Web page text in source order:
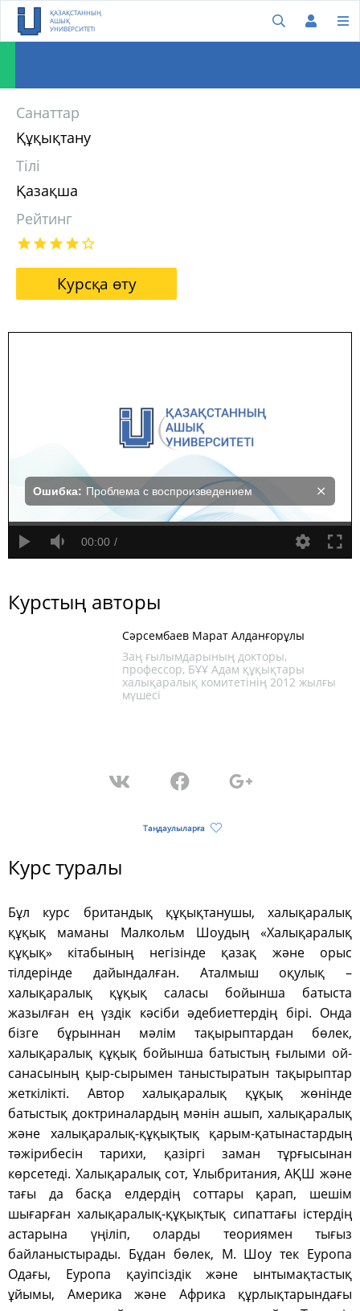
ҚАЗАҚСТАННЫҢ
АШЫҚ
УНИВЕРСИТЕТІ
Санаттар
Құқықтану
Тілі
Қазақша
Рейтинг
Курсқа өту
Ошибка: Проблема с воспроизведением
00:00
Курстың авторы
Сәрсембаев Марат Алданғорұлы
Заң ғылымдарының докторы,
профессор, БҰҰ Адам құқықтары
халықаралық комитетінің 2012 жылғы
мүшесі
Таңдаулыларға
Курс туралы
Бұл курс британдық құқықтанушы, халықаралық
құқық маманы Малкольм Шоудың «Халықаралық
құқық» кітабының негізінде қазақ және орыс
тілдерінде дайындалған. Аталмыш оқулық –
халықаралық құқық саласы бойынша батыста
жазылған ең үздік кәсіби әдебиеттердің бірі. Онда
бізге бұрыннан мәлім тақырыптардан бөлек,
халықаралық құқық бойынша батыстың ғылыми ой-
санасының қыр-сырымен таныстыратын тақырыптар
жеткілікті. Автор халықаралық құқық жөнінде
батыстық доктриналардың мәнін ашып, халықаралық
және халықаралық-құқықтық қарым-қатынастардың
тәжірибесін тарихи, қазіргі заман тұрғысынан
көрсетеді. Халықаралық сот, Ұлыбритания, АҚШ және
тағы да басқа елдердің соттары қарап, шешім
шығарған халықаралық-құқықтық сипаттағы істердің
астарына үңіліп, оларды теориямен тығыз
байланыстырады. Бұдан бөлек, М. Шоу тек Еуропа
Одағы, Еуропа қауіпсіздік және ынтымақтастық
ұйымы, Америка және Африка құрлықтарындағы